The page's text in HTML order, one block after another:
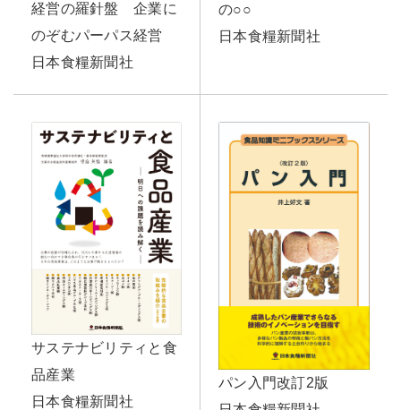
経営の羅針盤 企業に
のぞむパーパス経営
日本食糧新聞社
の○○
日本食糧新聞社
サステナビリティと食
品産業
日本食糧新聞社
パン入門改訂2版